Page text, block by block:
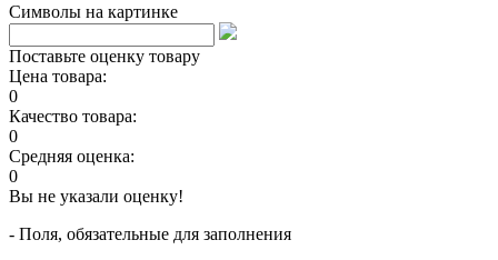
Символы на картинке
Поставьте оценку товару
Цена товара:
0
Качество товара:
0
Средняя оценка:
0
Вы не указали оценку!
- Поля, обязательные для заполнения